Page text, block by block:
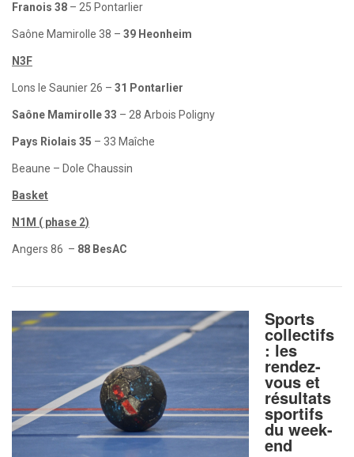
Franois 38 – 25 Pontarlier
Saône Mamirolle 38 – 39 Heonheim
N3F
Lons le Saunier 26 – 31 Pontarlier
Saône Mamirolle 33 – 28 Arbois Poligny
Pays Riolais 35 – 33 Maîche
Beaune – Dole Chaussin
Basket
N1M ( phase 2)
Angers 86 – 88 BesAC
Sports
collectifs
: les
rendez-
vous et
résultats
sportifs
du week-
end